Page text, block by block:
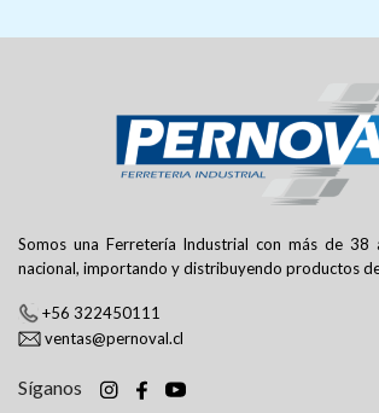
Somos una Ferretería Industrial con más de 38
nacional, importando y distribuyendo productos
+56 322450111
ventas@pernoval.cl
Síganos